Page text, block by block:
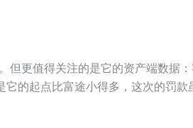
但更值得关注的是它的资产端数据
的起点比富途小得多，这次的罚款